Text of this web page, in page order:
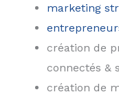
marketing
création de
connectés &
création de